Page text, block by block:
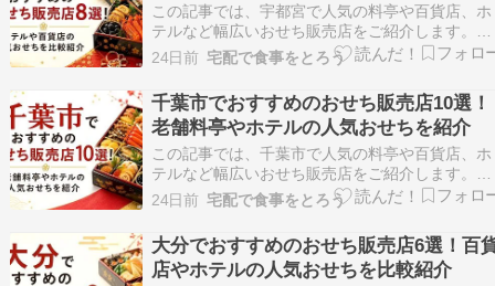
この記事では、宇都宮で人気の料亭や百貨店、ホ
テルなど幅広いおせち販売店をご紹介します。宇
都宮でおせちを購入したい方に向けて、地域で予
約・購入できる店舗を中心にまとめました。ホテ
ルならではの豪華なおせちや老舗和食店の手作り
おせち、百貨店やスーパーで選べる商品まで幅広
く掲載していま…
24日前 宅配で食事をとろう
千葉市でおすすめのおせち販売店10選！
老舗料亭やホテルの人気おせちを紹介
この記事では、千葉市で人気の料亭や百貨店、ホ
テルなど幅広いおせち販売店をご紹介します。千
葉市には、地元で親しまれている和食店から有名
ホテル、百貨店まで、お正月にふさわしいおせち
を購入できる店舗が数多くあります。それぞれの
おせちは特徴や受取方法、予約方法が異なるた
め、比較しながら…
24日前 宅配で食事をとろう
大分でおすすめのおせち販売店6選！百
店やホテルの人気おせちを比較紹介